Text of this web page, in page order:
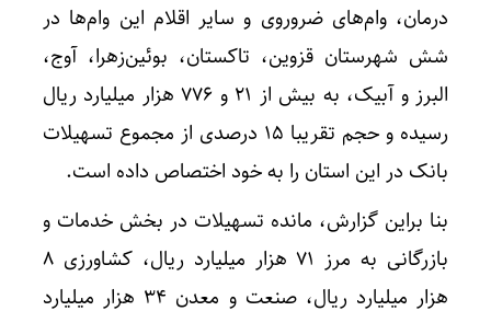
درمان، وام‌های ضروروی و سایر اقلام این وام‌ها در
شش شهرستان قزوین، تاکستان، بوئین‌زهرا، آوج،
البرز و آبیک، به بیش از ۲۱ و ۷۷۶ هزار میلیارد ریال
رسیده و حجم تقریبا ۱۵ درصدی از مجموع تسهیلات
بانک در این استان را به خود اختصاص داده است.
بنا براین گزارش، مانده تسهیلات در بخش خدمات و
بازرگانی به مرز ۷۱ هزار میلیارد ریال، کشاورزی ۸
هزار میلیارد ریال، صنعت و معدن ۳۴ هزار میلیارد